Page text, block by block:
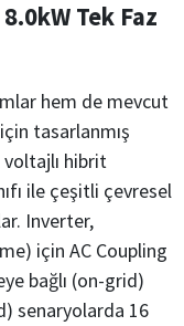
Tek Faz
hem de mevcut
tasarlanmış
hibrit
ile çeşitli çevresel
Inverter,
için AC Coupling
bağlı (on-grid)
senaryolarda 16